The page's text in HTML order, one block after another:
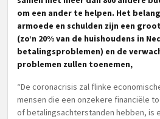
om een ander te helpen. Het
armoede en schulden zijn een
(zo’n 20% van de huishoudens in
betalingsproblemen) en de
problemen zullen toenemen,
“De coronacrisis zal flinke
mensen die een onzekere financiële
of betalingsachterstanden hebben, is